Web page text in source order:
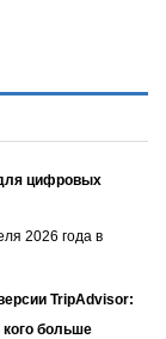
цифровых
2026 года в
TripAdvisor:
кого больше